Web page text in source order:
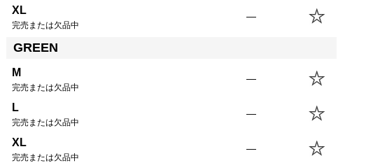
XL
完売または欠品中
—
GREEN
M
完売または欠品中
—
L
完売または欠品中
—
XL
完売または欠品中
—